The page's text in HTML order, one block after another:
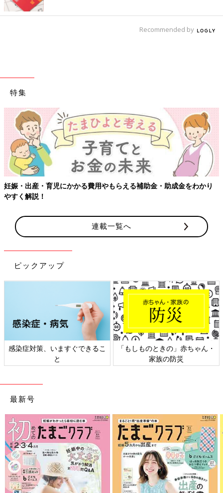
Recommended by
特集
妊娠・出産・育児にかかる費用やもらえる補助金・助成金をわかり
やすく解説！
連載一覧へ
ピックアップ
感染症対策、いますぐできるこ
と
「もしものときの」赤ちゃん・
家族の防災
最新号